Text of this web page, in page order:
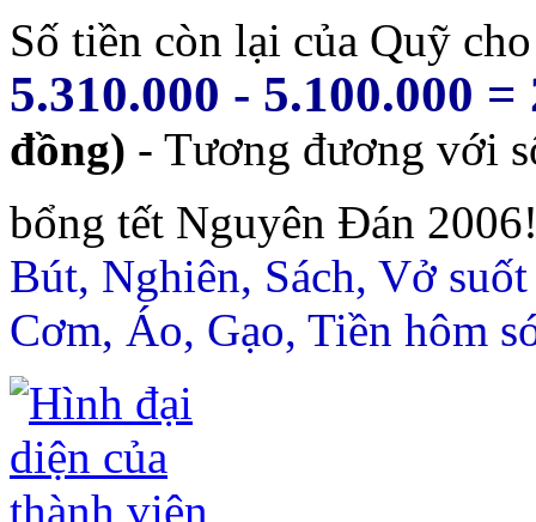
Số tiền còn lại của Quỹ
5.310.000 - 5.100.000 =
đồng) - Tương đương với
bổng tết Nguyên Đán
Bút, Nghiên, Sách, Vở
Cơm, Áo, Gạo, Tiền hôm